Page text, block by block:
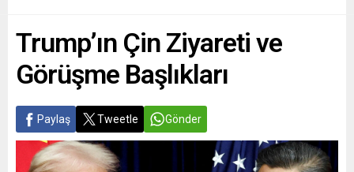
Trump’ın Çin Ziyareti ve
Görüşme Başlıkları
Paylaş Tweetle Gönder